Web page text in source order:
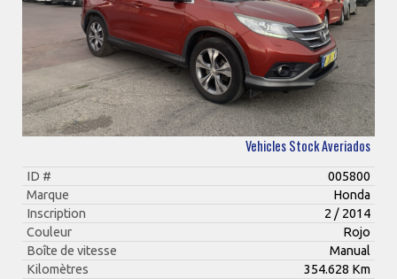
Vehicles Stock Averiados
ID #
005800
Marque
Honda
Inscription
2 / 2014
Couleur
Rojo
Boîte de vitesse
Manual
Kilomètres
354.628 Km